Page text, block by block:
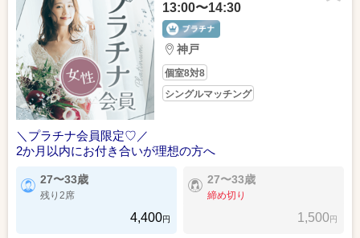
13:00〜14:30
神戸
個室8対8
シングルマッチング
＼プラチナ会員限定♡／
2か月以内にお付き合いが理想の方へ
27〜33歳
残り2席
4,400円
27〜33歳
締め切り
1,500円